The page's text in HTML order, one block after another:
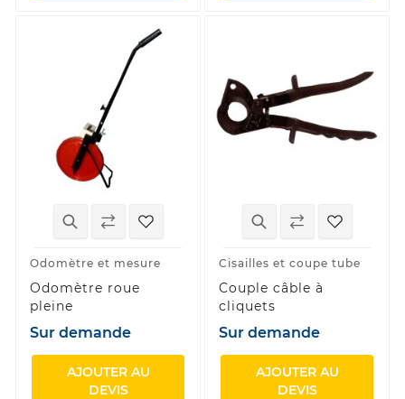
Odomètre et mesure
Odomètre roue
pleine
Sur demande
AJOUTER AU
DEVIS
Cisailles et coupe tube
Couple câble à
cliquets
Sur demande
AJOUTER AU
DEVIS